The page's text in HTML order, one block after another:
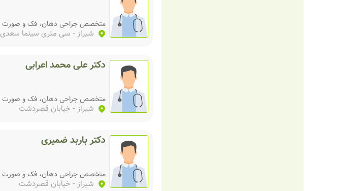
متخصص جراحی دهان، فک و صورت
شیراز- سی متری سینما سعدی
دکتر علی محمد اعرابی
متخصص جراحی دهان، فک و صورت
شیراز- خیابان قصردشت
دکتر باربد ضمیری
متخصص جراحی دهان، فک و صورت
شیراز- خیابان قصردشت